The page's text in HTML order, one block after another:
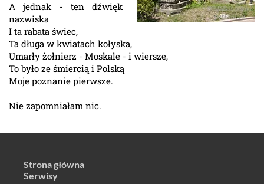
A jednak - ten dźwięk
nazwiska
I ta rabata świec,
Ta długa w kwiatach kołyska,
Umarły żołnierz - Moskale - i wiersze,
To było ze śmiercią i Polską
Moje poznanie pierwsze.
Nie zapomniałam nic.
Strona główna
Serwisy